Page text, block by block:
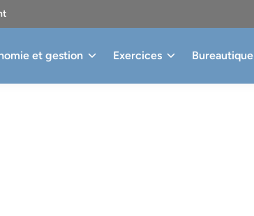
et gestion Exercices Bureautique